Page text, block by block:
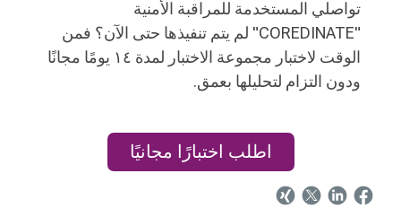
تواصلي المستخدمة للمراقبة الأمنية
"COREDINATE" لم يتم تنفيذها حتى الآن؟ فمن
الوقت لاختبار مجموعة الاختبار لمدة ١٤ يومًا مجانًا
ودون التزام لتحليلها بعمق.
اطلب اختبارًا مجانيًا